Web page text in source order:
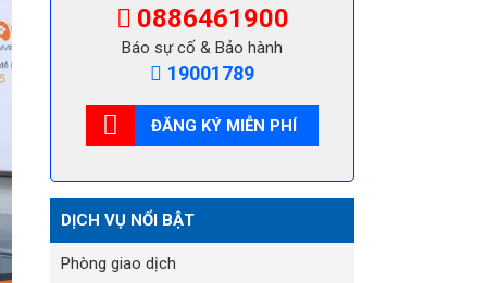
0886461900
Báo sự cố & Bảo hành
19001789
ĐĂNG KÝ MIỄN PHÍ
DỊCH VỤ NỔI BẬT
Phòng giao dịch